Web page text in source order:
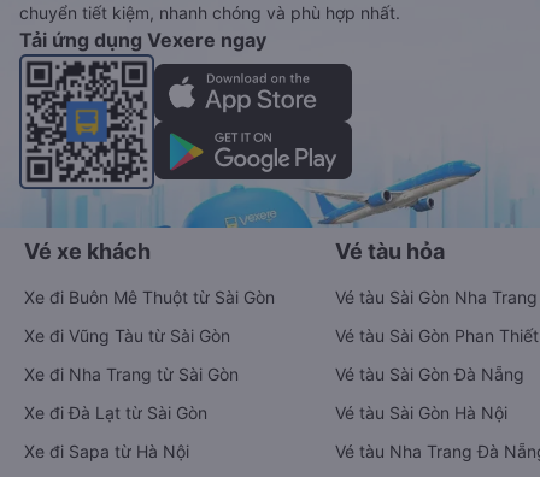
chuyển tiết kiệm, nhanh chóng và phù hợp nhất.
Tải ứng dụng Vexere ngay
Vé xe khách
Xe đi Buôn Mê Thuột từ Sài Gòn
Xe đi Vũng Tàu từ Sài Gòn
Xe đi Nha Trang từ Sài Gòn
Xe đi Đà Lạt từ Sài Gòn
Xe đi Sapa từ Hà Nội
Vé tàu hỏa
Vé tàu Sài Gòn Nha Trang
Vé tàu Sài Gòn Phan Thiết
Vé tàu Sài Gòn Đà Nẵng
Vé tàu Sài Gòn Hà Nội
Vé tàu Nha Trang Đà